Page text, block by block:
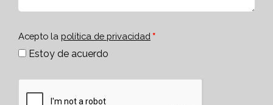
Acepto la política de privacidad
Estoy de acuerdo